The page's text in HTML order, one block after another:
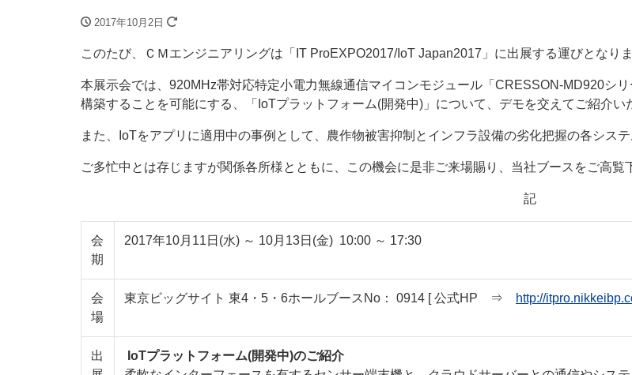
2017年10月2日
このたび、ＣＭエンジニアリングは「IT ProEXPO2017/IoT Japan2017」に出展する運びとなりま
本展示会では、920MHz帯対応特定小電力無線通信マイコンモジュール「CRESSON-MD920シ
構築することを可能にする、「IoTプラットフォーム(開発中)」について、デモを交えてご紹介い
また、IoTをアプリに適用中の事例として、農作物被害抑制とインフラ設備の劣化把握の各シス
ご多忙中とは存じますが関係各所様とともに、この機会に是非ご来場賜り、当社ブースをご高覧
記
会
期
2017年10月11日(水) ～ 10月13日(金) 10:00 ～ 17:30
会
場
東京ビッグサイト 東4・5・6ホールブースNo： 0914 [ 公式HP ⇒ http://
出
IoTプラットフォーム(開発中)のご紹介